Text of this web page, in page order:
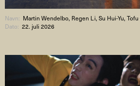
Navn: Martin Wendelbo, Regen Li, Su Hui-Yu,
Dato:22. juli 2026